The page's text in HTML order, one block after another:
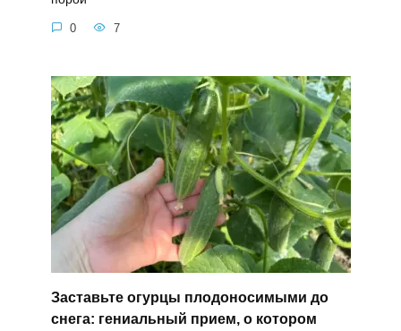
0 7
Заставьте огурцы плодоносимыми до
снега: гениальный прием, о котором